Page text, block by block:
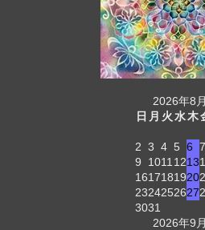
2026年8月
日 月 火水木
2 3 4 5 6 7
9
1011 1213
1617181920
2324252627
3031
2026年9月